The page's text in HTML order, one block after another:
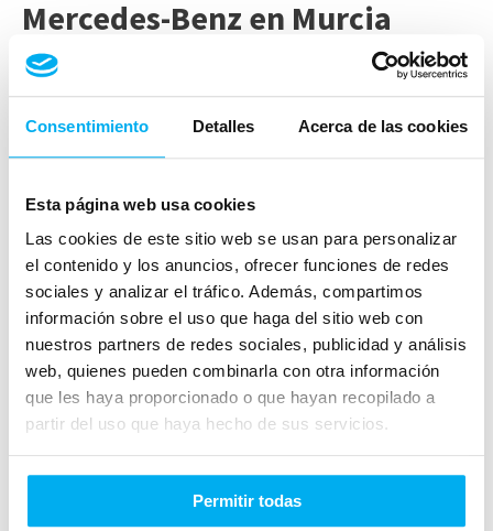
Consentimiento Detalles Acerca de las cookies
Esta página web usa cookies
Las cookies de este sitio web se usan para personalizar
el contenido y los anuncios, ofrecer funciones de redes
sociales y analizar el tráfico. Además, compartimos
información sobre el uso que haga del sitio web con
nuestros partners de redes sociales, publicidad y análisis
web, quienes pueden combinarla con otra información
que les haya proporcionado o que hayan recopilado a
partir del uso que haya hecho de sus servicios.
Permitir todas
Mercedes-Benz en Murcia
Solicitar una prueba de conducción es una de
entienden al volante: posición de conducción,
confort, visibilidad, respuesta,
maniobrabilidad y funcionamiento de los
asistentes.
En Auto Classe puedes consultar la posibilidad
de realizar una prueba de conducción del
modelo que te interese y resolver tus dudas
antes de tomar una decisión.
Servicio posventa y revisión